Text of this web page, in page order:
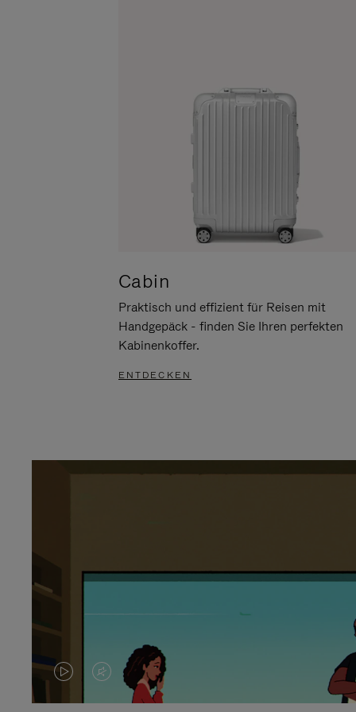
Cabin
Praktisch und effizient für Reisen mit
Handgepäck - finden Sie Ihren perfekten
Kabinenkoffer.
ENTDECKEN
DASVIDEO